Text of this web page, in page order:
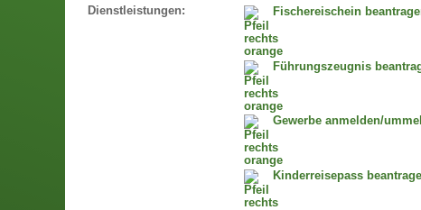
Dienstleistungen: Fischereischein
Führungszeugnis
Gewerbe anmelden/
Kinderreisepass